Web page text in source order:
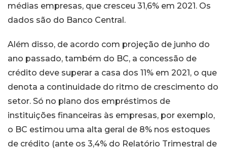
médias empresas, que cresceu 31,6% em 2021. Os
dados são do Banco Central.
Além disso, de acordo com projeção de junho do
ano passado, também do BC, a concessão de
crédito deve superar a casa dos 11% em 2021, o que
denota a continuidade do ritmo de crescimento do
setor. Só no plano dos empréstimos de
instituições financeiras às empresas, por exemplo,
o BC estimou uma alta geral de 8% nos estoques
de crédito (ante os 3,4% do Relatório Trimestral de